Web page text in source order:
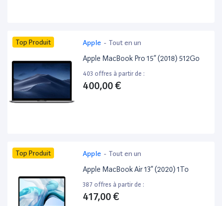
Top Produit Apple - Tout en un
Apple MacBook Pro 15” (2018) 512Go
403 offres à partir de :
400,00 €
Top Produit Apple - Tout en un
Apple MacBook Air 13” (2020) 1To
387 offres à partir de :
417,00 €